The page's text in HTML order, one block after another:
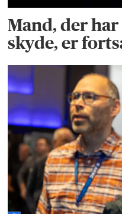
Mand, der
skyde, er